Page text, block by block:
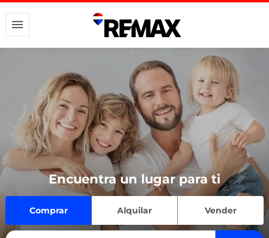
Encuentra un lugar para ti
Comprar Alquilar Vender